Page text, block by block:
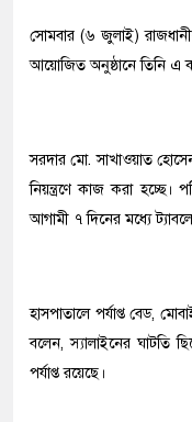
সোমবার (৬ জুলাই)
আয়োজিত অনুষ্ঠানে তিনি এ
সরদার মো. সাখাওয়াত
নিয়ন্ত্রণে কাজ করা হচ্ছে।
আগামী ৭ দিনের মধ্যে
হাসপাতালে পর্যাপ্ত বেড,
বলেন, স্যালাইনের ঘাটতি
পর্যাপ্ত রয়েছে।